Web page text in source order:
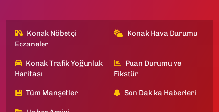
Konak Nöbetçi
Eczaneler
Konak Hava Durumu
Konak Trafik Yoğunluk
Haritası
Puan Durumu ve
Fikstür
Tüm Manşetler Son Dakika Haberleri